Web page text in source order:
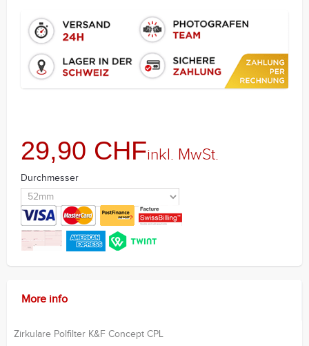
29,90 CHFinkl. MwSt.
Durchmesser
More info
Zirkulare Polfilter K&F Concept CPL